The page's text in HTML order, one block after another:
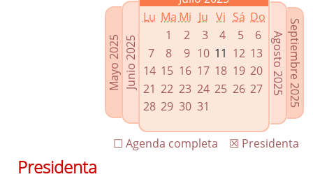
Enlaces relacionados
Agenda de Presidencia
Plenos provinciales y Juntas de gobierno
Oficina de Proyectos Europeos
Mayo 2025Junio 2025
Lu Ma Mi Ju Vi Sá Do
1
2 3 4 5
6
7
8 9 10 11 12 13
14 15 16 17 18 19 20
21 22 23 24 25 26 27
28 29 30 31 Septiembre 2025
Agosto 2025
☒ Presidenta
☐ Agenda completa
Presidenta